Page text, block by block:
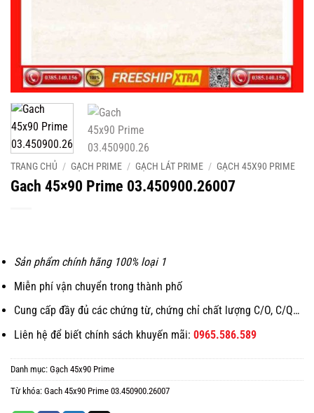
TRANG CHỦ / GẠCH PRIME / GẠCH LÁT PRIME / GẠCH 45X90 PRIME
Gach 45×90 Prime 03.450900.26007
Sản phẩm chính hãng 100% loại 1
Miễn phí vận chuyển trong thành phố
Cung cấp đầy đủ các chứng từ, chứng chỉ chất lượng C/O, C/Q…
Liên hệ để biết chính sách khuyến mãi: 0965.586.589
Danh mục: Gạch 45x90 Prime
Từ khóa: Gach 45x90 Prime 03.450900.26007